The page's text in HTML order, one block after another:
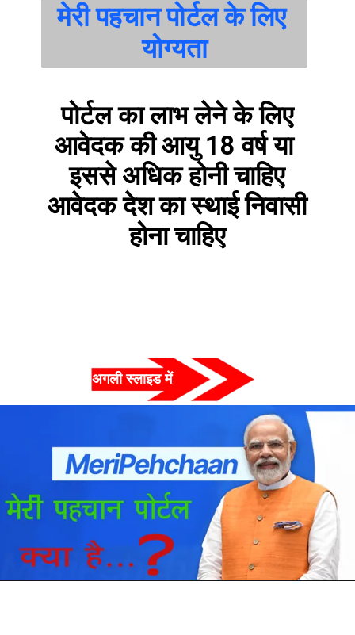
पोर्टल का लाभ लेने के लिए
आवेदक की आयु 18 वर्ष या
इससे अधिक होनी चाहिए
आवेदक देश का स्थाई निवासी
होना चाहिए
मेरी पहचान पोर्टल के लिए
योग्यता
अगली स्लाइड में